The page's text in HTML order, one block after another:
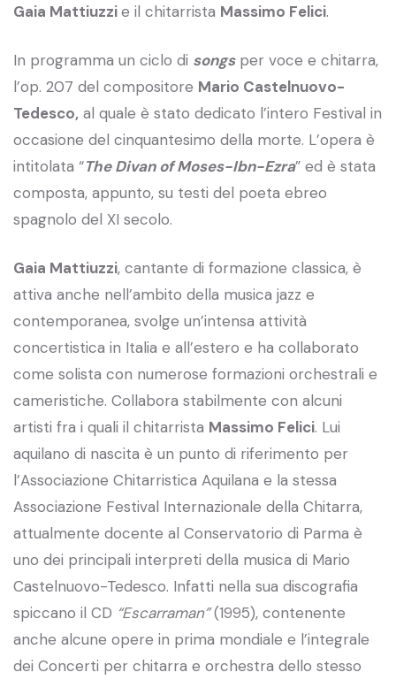
Gaia Mattiuzzie il chitarrista Massimo Felici.
In programma un ciclo di songsper voce e chitarra,
l’op. 207 del compositore Mario Castelnuovo-
Tedesco, al quale è stato dedicato l’intero Festival in
occasione del cinquantesimo della morte. L’opera è
intitolata “The Divan of Moses-Ibn-Ezra” ed è stata
composta, appunto, su testi del poeta ebreo
spagnolo del XI secolo.
Gaia Mattiuzzi, cantante di formazione classica, è
attiva anche nell’ambito della musica jazz e
contemporanea, svolge un’intensa attività
concertistica in Italia e all’estero e ha collaborato
come solista con numerose formazioni orchestrali e
cameristiche. Collabora stabilmente con alcuni
artisti fra i quali il chitarrista Massimo Felici. Lui
aquilano di nascita è un punto di riferimento per
l’Associazione Chitarristica Aquilana e la stessa
Associazione Festival Internazionale della Chitarra,
attualmente docente al Conservatorio di Parma è
uno dei principali interpreti della musica di Mario
Castelnuovo-Tedesco. Infatti nella sua discografia
spiccano il CD “Escarraman”(1995), contenente
anche alcune opere in prima mondiale e l’integrale
dei Concerti per chitarra e orchestra dello stesso